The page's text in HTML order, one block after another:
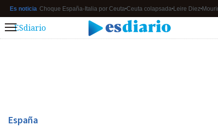
Es noticia Choque España-Italia por Ceuta Ceuta colapsada Leire Diez
Menú
ESdiario
España